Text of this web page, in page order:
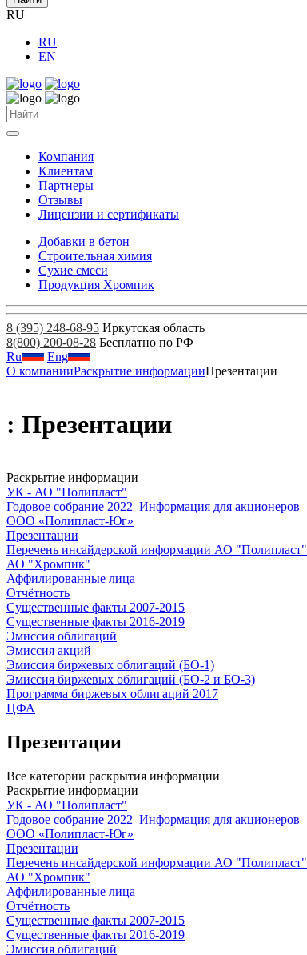
RU
RU
EN
Компания
Клиентам
Партнеры
Отзывы
Лицензии и сертификаты
Добавки в бетон
Строительная химия
Сухие смеси
Продукция Хромпик
8 (395) 248-68-95 Иркутская область
8(800) 200-08-28 Бесплатно по РФ
Ru
Eng
О компанииРаскрытие информацииПрезентации
: Презентации
Раскрытие информации
УК - АО "Полипласт"
Годовое собрание 2022_Информация для акционеров
ООО «Полипласт-Юг»
Презентации
Перечень инсайдерской информации АО "Полипласт"
АО "Хромпик"
Аффилированные лица
Отчётность
Существенные факты 2007-2015
Существенные факты 2016-2019
Эмиссия облигаций
Эмиссия акций
Эмиссия биржевых облигаций (БО-1)
Эмиссия биржевых облигаций (БО-2 и БО-3)
Программа биржевых облигаций 2017
ЦФА
Презентации
Все категории раскрытия информации
Раскрытие информации
УК - АО "Полипласт"
Годовое собрание 2022_Информация для акционеров
ООО «Полипласт-Юг»
Презентации
Перечень инсайдерской информации АО "Полипласт"
АО "Хромпик"
Аффилированные лица
Отчётность
Существенные факты 2007-2015
Существенные факты 2016-2019
Эмиссия облигаций